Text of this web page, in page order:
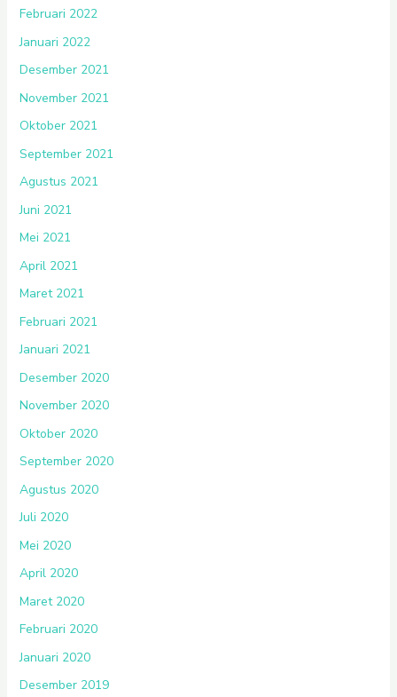
Februari 2022
Januari 2022
Desember 2021
November 2021
Oktober 2021
September 2021
Agustus 2021
Juni 2021
Mei 2021
April 2021
Maret 2021
Februari 2021
Januari 2021
Desember 2020
November 2020
Oktober 2020
September 2020
Agustus 2020
Juli 2020
Mei 2020
April 2020
Maret 2020
Februari 2020
Januari 2020
Desember 2019